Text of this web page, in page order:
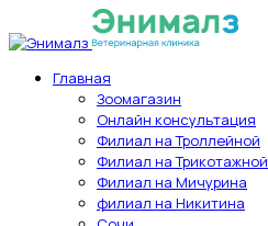
Главная
Зоомагазин
Онлайн консультация
Филиал на Троллейной
Филиал на Трикотажной
Филиал на Мичурина
филиал на Никитина